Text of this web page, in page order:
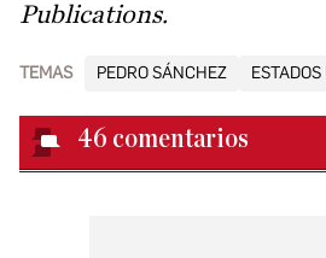
Publications.
TEMAS PEDRO SÁNCHEZ
46 comentarios